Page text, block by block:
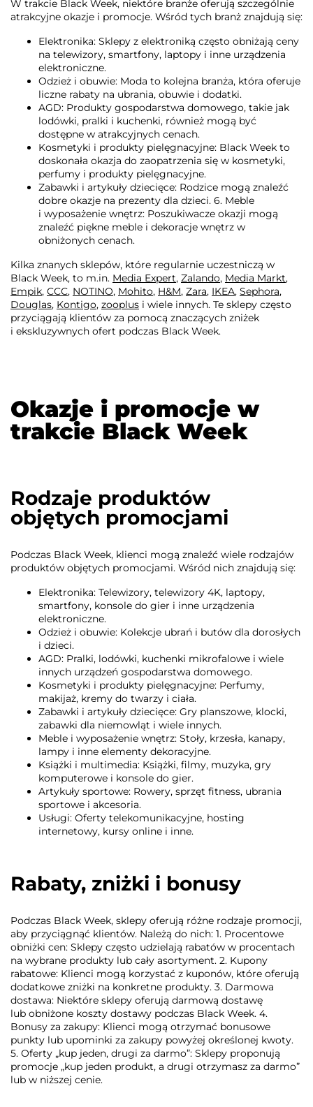
W trakcie Black Week, niektóre branże oferują szczególnie
atrakcyjne okazje i promocje. Wśród tych branż znajdują się:
Elektronika: Sklepy z elektroniką często obniżają ceny
na telewizory, smartfony, laptopy i inne urządzenia
elektroniczne.
Odzież i obuwie: Moda to kolejna branża, która oferuje
liczne rabaty na ubrania, obuwie i dodatki.
AGD: Produkty gospodarstwa domowego, takie jak
lodówki, pralki i kuchenki, również mogą być
dostępne w atrakcyjnych cenach.
Kosmetyki i produkty pielęgnacyjne: Black Week to
doskonała okazja do zaopatrzenia się w kosmetyki,
perfumy i produkty pielęgnacyjne.
Zabawki i artykuły dziecięce: Rodzice mogą znaleźć
dobre okazje na prezenty dla dzieci. 6. Meble
i wyposażenie wnętrz: Poszukiwacze okazji mogą
znaleźć piękne meble i dekoracje wnętrz w
obniżonych cenach.
Kilka znanych sklepów, które regularnie uczestniczą w
Black Week, to m.in. Media Expert, Zalando, Media Markt,
Empik, CCC, NOTINO, Mohito, H&M, Zara, IKEA, Sephora,
Douglas, Kontigo, zooplus i wiele innych. Te sklepy często
przyciągają klientów za pomocą znaczących zniżek
i ekskluzywnych ofert podczas Black Week.
Okazje i promocje w
trakcie Black Week
Rodzaje produktów
objętych promocjami
Podczas Black Week, klienci mogą znaleźć wiele rodzajów
produktów objętych promocjami. Wśród nich znajdują się:
Elektronika: Telewizory, telewizory 4K, laptopy,
smartfony, konsole do gier i inne urządzenia
elektroniczne.
Odzież i obuwie: Kolekcje ubrań i butów dla dorosłych
i dzieci.
AGD: Pralki, lodówki, kuchenki mikrofalowe i wiele
innych urządzeń gospodarstwa domowego.
Kosmetyki i produkty pielęgnacyjne: Perfumy,
makijaż, kremy do twarzy i ciała.
Zabawki i artykuły dziecięce: Gry planszowe, klocki,
zabawki dla niemowląt i wiele innych.
Meble i wyposażenie wnętrz: Stoły, krzesła, kanapy,
lampy i inne elementy dekoracyjne.
Książki i multimedia: Książki, filmy, muzyka, gry
komputerowe i konsole do gier.
Artykuły sportowe: Rowery, sprzęt fitness, ubrania
sportowe i akcesoria.
Usługi: Oferty telekomunikacyjne, hosting
internetowy, kursy online i inne.
Rabaty, zniżki i bonusy
Podczas Black Week, sklepy oferują różne rodzaje promocji,
aby przyciągnąć klientów. Należą do nich: 1. Procentowe
obniżki cen: Sklepy często udzielają rabatów w procentach
na wybrane produkty lub cały asortyment. 2. Kupony
rabatowe: Klienci mogą korzystać z kuponów, które oferują
dodatkowe zniżki na konkretne produkty. 3. Darmowa
dostawa: Niektóre sklepy oferują darmową dostawę
lub obniżone koszty dostawy podczas Black Week. 4.
Bonusy za zakupy: Klienci mogą otrzymać bonusowe
punkty lub upominki za zakupy powyżej określonej kwoty.
5. Oferty „kup jeden, drugi za darmo”: Sklepy proponują
promocje „kup jeden produkt, a drugi otrzymasz za darmo”
lub w niższej cenie.